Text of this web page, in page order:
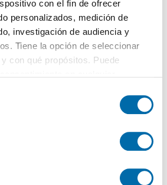
con el fin de ofrecer
personalizados, medición de
investigación de audiencia y
Tiene la opción de seleccionar
con qué propósitos. Puede
sobre su ubicación geográfica
analizándolo activamente
3 Baños
DESTACADO Máx. 10km